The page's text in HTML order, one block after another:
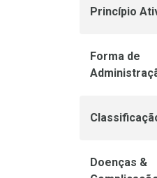
Princípio
Forma de
Doenças &